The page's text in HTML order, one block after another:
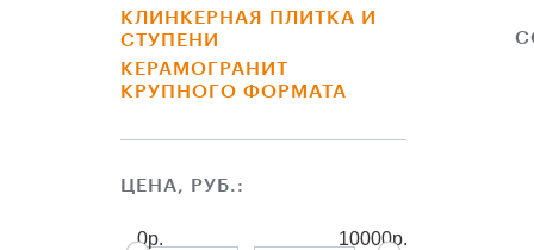
КЛИНКЕРНАЯ ПЛИТКА И
СТУПЕНИ
КЕРАМОГРАНИТ
КРУПНОГО ФОРМАТА
ЦЕНА, РУБ.:
0р. 10000р.